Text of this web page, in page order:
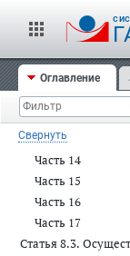
Оглавление
Свернуть
Часть 8
Часть 9
Часть 10
Часть 11
Часть 12
Часть 13
Часть 14
Часть 15
Часть 16
Часть 17
Статья 8.3.